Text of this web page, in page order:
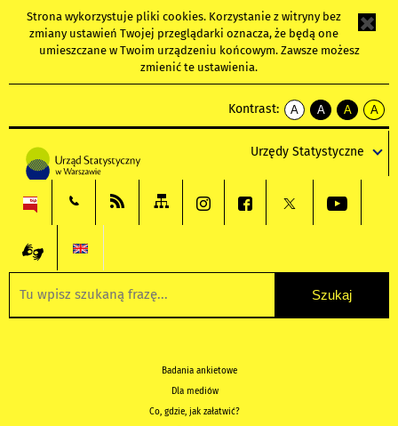
Strona wykorzystuje pliki cookies. Korzystanie z witryny bez
zmiany ustawień Twojej przeglądarki oznacza, że będą one
umieszczane w Twoim urządzeniu końcowym. Zawsze możesz
zmienić te ustawienia.
Kontrast:
A
kontrast
A
kontrast
tekst
czarnym
A
kontrast
tekst
czarnym
A
tekst
żółtym
Urzędy Statystyczne
Badania ankietowe
Dla mediów
Co, gdzie, jak załatwić?